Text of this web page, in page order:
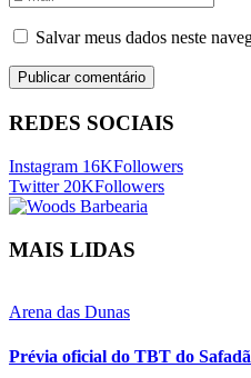
Salvar meus dados neste
REDES SOCIAIS
Instagram 16KFollowers
Twitter 20KFollowers
MAIS LIDAS
Arena das Dunas
Prévia oficial do TBT do